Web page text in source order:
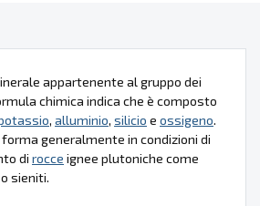
appartenente al gruppo dei
chimica indica che è composto
, alluminio, silicio e ossigeno.
generalmente in condizioni di
di rocce ignee plutoniche come
sieniti.